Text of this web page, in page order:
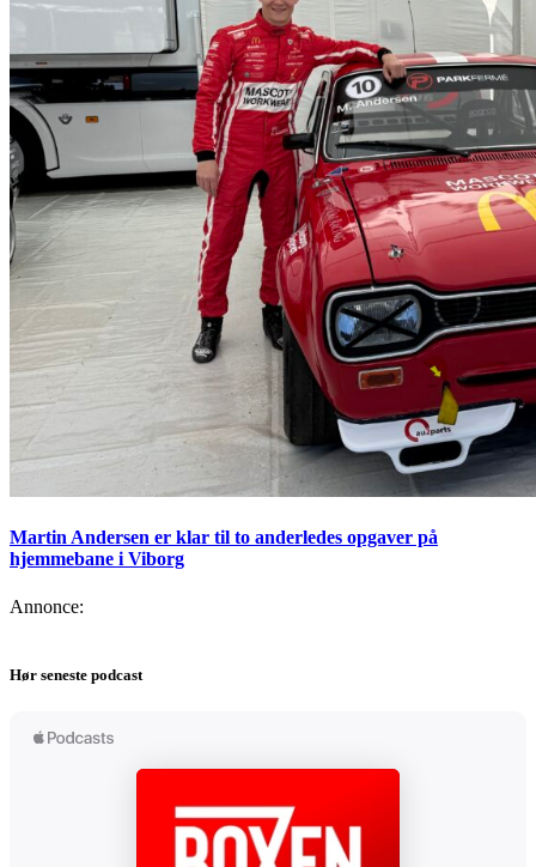
Martin Andersen er klar til to anderledes opgaver på
hjemmebane i Viborg
Annonce:
Hør seneste podcast